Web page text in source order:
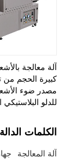
آلة معالجة
كبيرة الحجم من
مصدر ضوء
للدلو البلاستيكي
الكلمات الدالة
آلة المعالجة